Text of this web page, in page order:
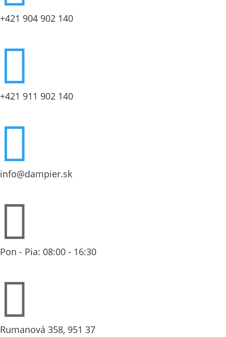
+421 904 902 140

+421 911 902 140

info@dampier.sk

Pon - Pia: 08:00 - 16:30

Rumanová 358, 951 37